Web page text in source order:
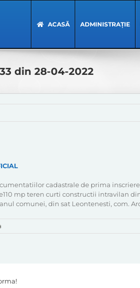
ACASĂ ADMINISTRAȚIE
din 28-04-2022
cadastrale de prima
mp teren curti constructii intravilan
comunei, din sat Leontenesti, com.